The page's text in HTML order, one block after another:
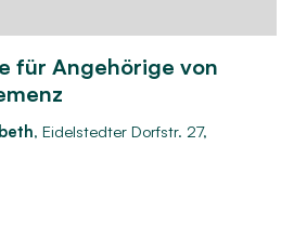
für Angehörige von
, Eidelstedter Dorfstr. 27,